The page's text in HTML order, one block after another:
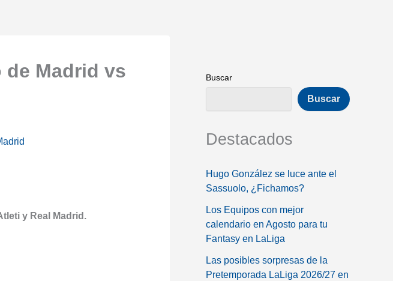
de Madrid vs
y Real Madrid.
Buscar
Buscar
Destacados
Hugo González se luce ante el
Sassuolo, ¿Fichamos?
Los Equipos con mejor
calendario en Agosto para tu
Fantasy en LaLiga
Las posibles sorpresas de la
Pretemporada LaLiga 2026/27 en